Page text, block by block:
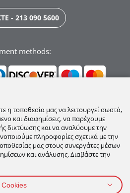
- 213 090 5600
methods:
μας:
η τοποθεσία μας να λειτουργεί σωστά,
και διαφημίσεις, να παρέχουμε
δικτύωσης και να αναλύουμε την
πληροφορίες σχετικά με την
μας στους συνεργάτες μέσων
και ανάλυσης. Διαβάστε την
Cookies